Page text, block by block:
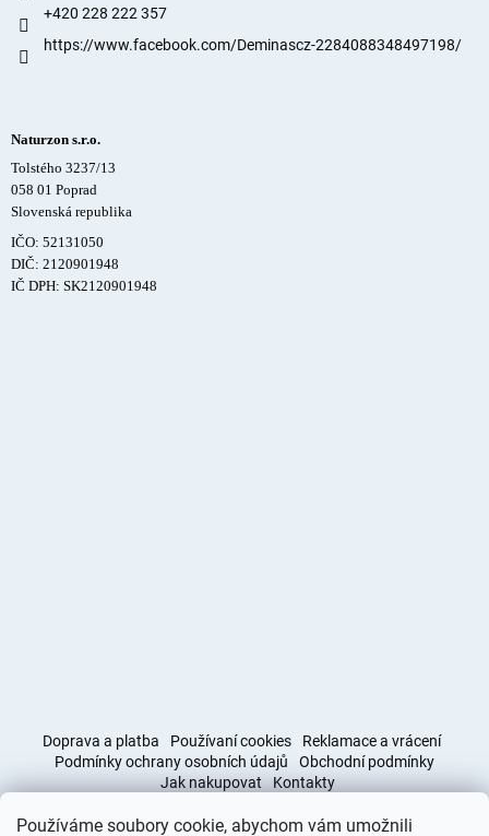
Používáme soubory cookie, abychom vám umožnili
+420 228 222 357
https://www.facebook.com/Deminascz-2284088348497198/
Naturzon s.r.o.
Tolstého 3237/13
058 01 Poprad
Slovenská republika
IČO: 52131050
DIČ: 2120901948
IČ DPH: SK2120901948
Doprava a platba Používaní cookies
Reklamace a vrácení
Podmínky ochrany osobních údajů
Obchodní podmínky
Jak nakupovat
Kontakty
Obchodní podmínky Doprava a platba